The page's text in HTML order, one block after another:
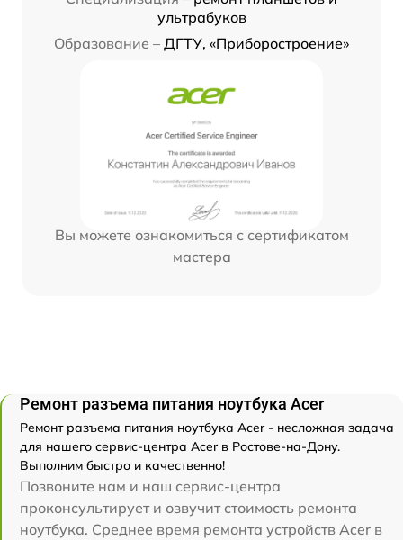
ультрабуков
Образование – ДГТУ, «Приборостроение»
Вы можете ознакомиться с сертификатом
мастера
Ремонт разъема питания ноутбука Acer
Ремонт разъема питания ноутбука Acer - несложная задача
для нашего сервис-центра Acer в Ростове-на-Дону.
Выполним быстро и качественно!
Позвоните нам и наш сервис-центра
проконсультирует и озвучит стоимость ремонта
ноутбука. Среднее время ремонта устройств Acer в